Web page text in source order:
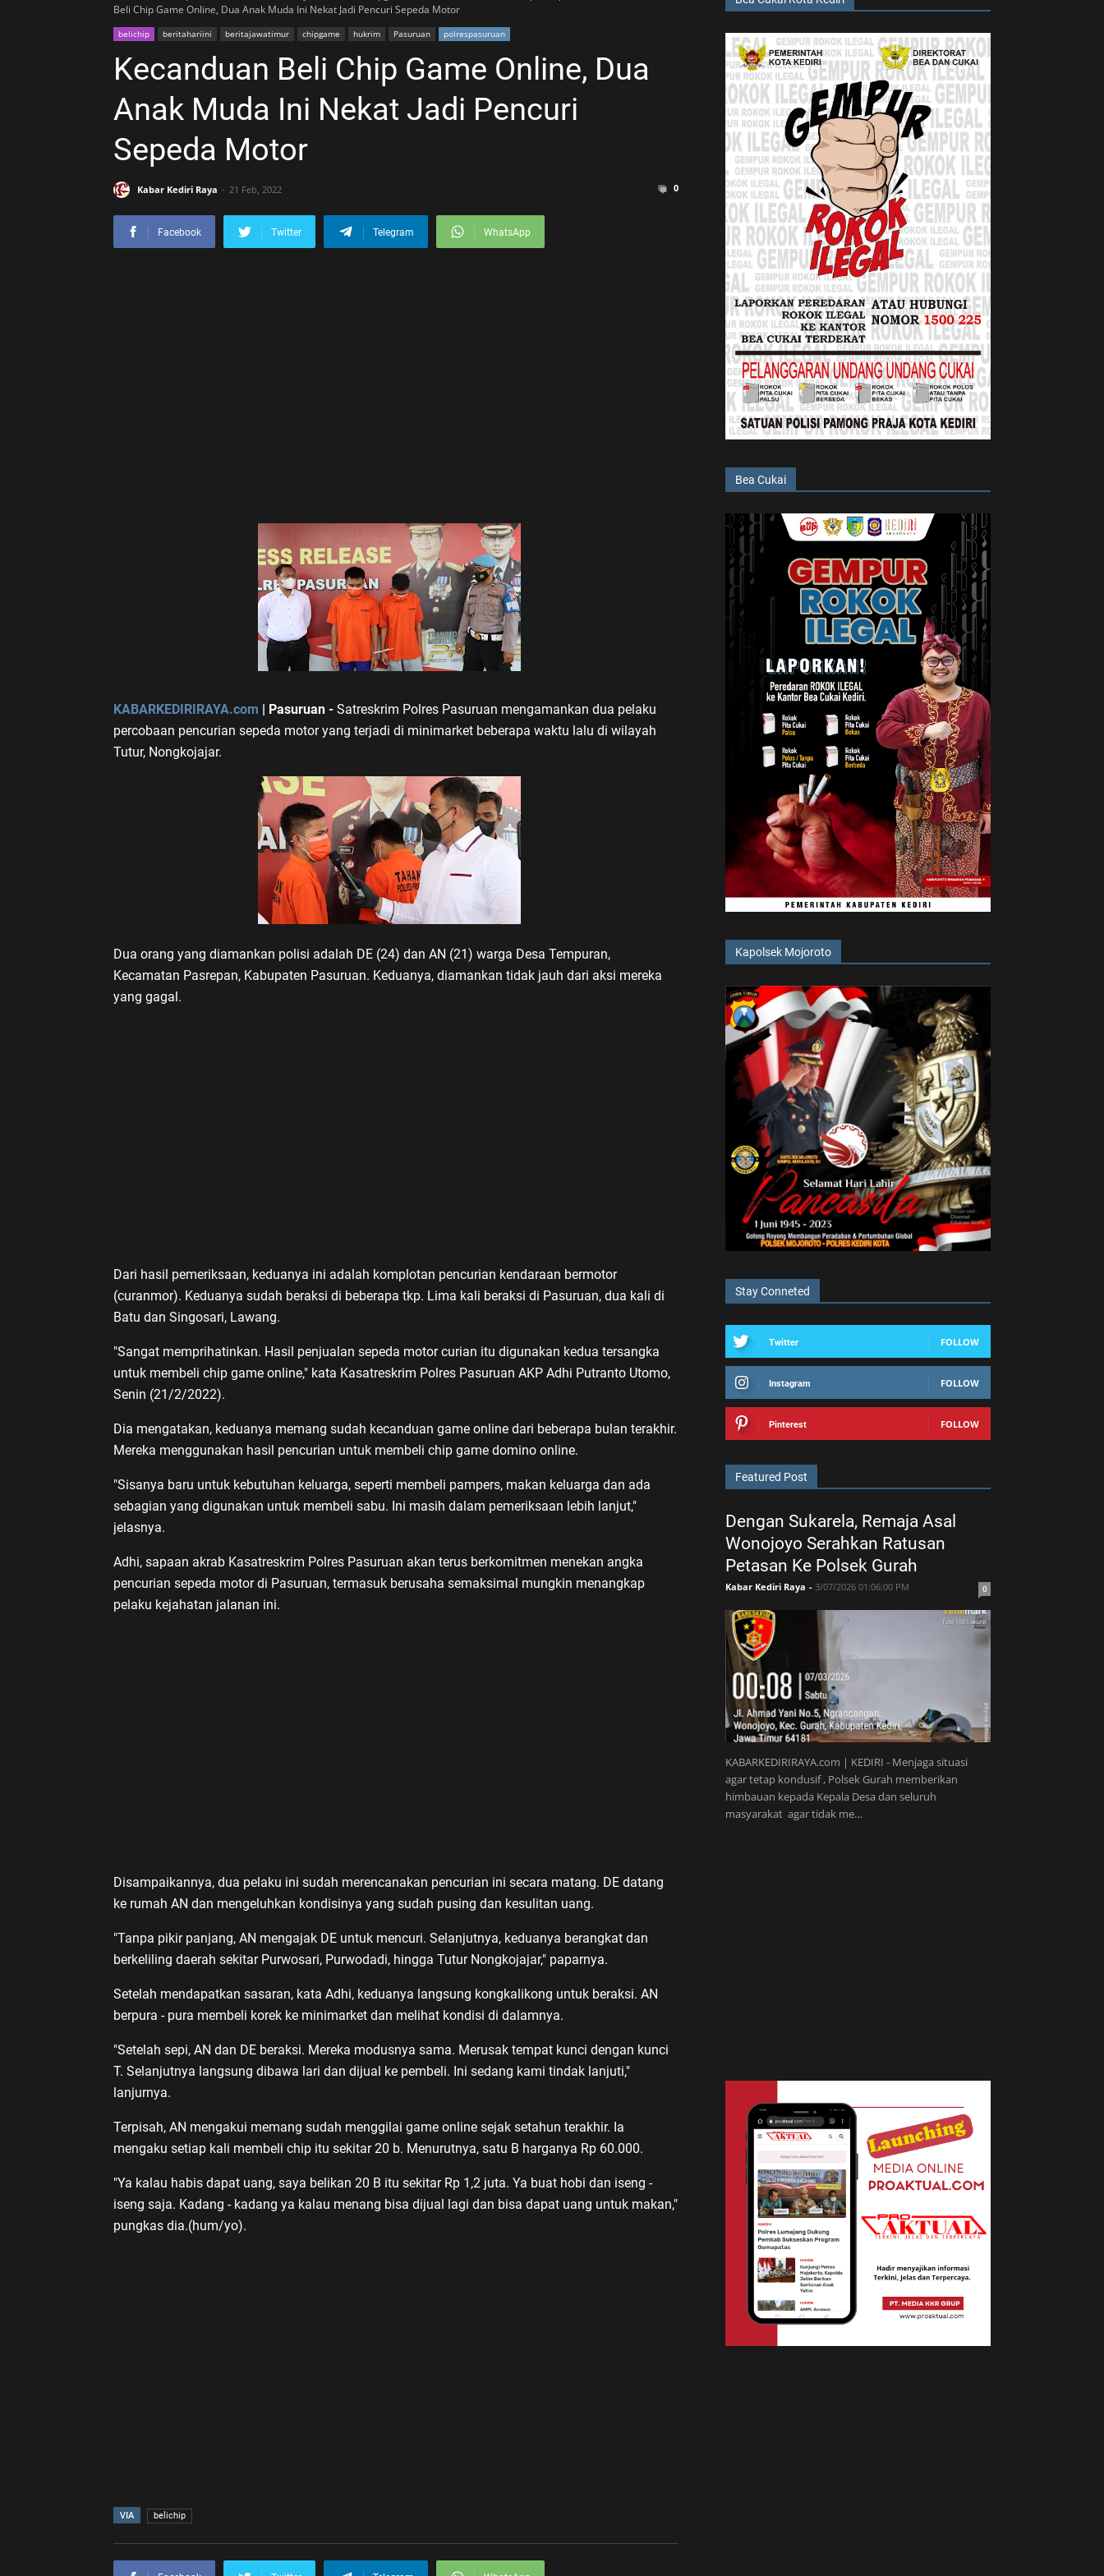
Beli Chip Game Online, Dua Anak Muda Ini Nekat Jadi Pencuri Sepeda Motor
belichip beritahariini beritajawatimur chipgame hukrim Pasuruan polrespasuruan
Kecanduan Beli Chip Game Online, Dua
Anak Muda Ini Nekat Jadi Pencuri
Sepeda Motor
Kabar Kediri Raya 21 Feb, 2022 0
Facebook Twitter Telegram WhatsApp
KABARKEDIRIRAYA.com | Pasuruan - Satreskrim Polres Pasuruan mengamankan dua pelaku
percobaan pencurian sepeda motor yang terjadi di minimarket beberapa waktu lalu di wilayah
Tutur, Nongkojajar.
Dua orang yang diamankan polisi adalah DE (24) dan AN (21) warga Desa Tempuran,
Kecamatan Pasrepan, Kabupaten Pasuruan. Keduanya, diamankan tidak jauh dari aksi mereka
yang gagal.
Dari hasil pemeriksaan, keduanya ini adalah komplotan pencurian kendaraan bermotor
(curanmor). Keduanya sudah beraksi di beberapa tkp. Lima kali beraksi di Pasuruan, dua kali di
Batu dan Singosari, Lawang.
"Sangat memprihatinkan. Hasil penjualan sepeda motor curian itu digunakan kedua tersangka
untuk membeli chip game online," kata Kasatreskrim Polres Pasuruan AKP Adhi Putranto Utomo,
Senin (21/2/2022).
Dia mengatakan, keduanya memang sudah kecanduan game online dari beberapa bulan terakhir.
Mereka menggunakan hasil pencurian untuk membeli chip game domino online.
"Sisanya baru untuk kebutuhan keluarga, seperti membeli pampers, makan keluarga dan ada
sebagian yang digunakan untuk membeli sabu. Ini masih dalam pemeriksaan lebih lanjut,"
jelasnya.
Adhi, sapaan akrab Kasatreskrim Polres Pasuruan akan terus berkomitmen menekan angka
pencurian sepeda motor di Pasuruan, termasuk berusaha semaksimal mungkin menangkap
pelaku kejahatan jalanan ini.
Disampaikannya, dua pelaku ini sudah merencanakan pencurian ini secara matang. DE datang
ke rumah AN dan mengeluhkan kondisinya yang sudah pusing dan kesulitan uang.
"Tanpa pikir panjang, AN mengajak DE untuk mencuri. Selanjutnya, keduanya berangkat dan
berkeliling daerah sekitar Purwosari, Purwodadi, hingga Tutur Nongkojajar," paparnya.
Setelah mendapatkan sasaran, kata Adhi, keduanya langsung kongkalikong untuk beraksi. AN
berpura - pura membeli korek ke minimarket dan melihat kondisi di dalamnya.
"Setelah sepi, AN dan DE beraksi. Mereka modusnya sama. Merusak tempat kunci dengan kunci
T. Selanjutnya langsung dibawa lari dan dijual ke pembeli. Ini sedang kami tindak lanjuti,"
lanjurnya.
Terpisah, AN mengakui memang sudah menggilai game online sejak setahun terakhir. Ia
mengaku setiap kali membeli chip itu sekitar 20 b. Menurutnya, satu B harganya Rp 60.000.
"Ya kalau habis dapat uang, saya belikan 20 B itu sekitar Rp 1,2 juta. Ya buat hobi dan iseng -
iseng saja. Kadang - kadang ya kalau menang bisa dijual lagi dan bisa dapat uang untuk makan,"
pungkas dia.(hum/yo).
VIA belichip
Bea Cukai
Kapolsek Mojoroto
Stay Conneted
Twitter FOLLOW
Instagram FOLLOW
Pinterest FOLLOW
Featured Post
Dengan Sukarela, Remaja Asal
Wonojoyo Serahkan Ratusan
Petasan Ke Polsek Gurah
Kabar Kediri Raya - 3/07/2026 01:06:00 PM 0
KABARKEDIRIRAYA.com | KEDIRI - Menjaga situasi
agar tetap kondusif , Polsek Gurah memberikan
himbauan kepada Kepala Desa dan seluruh
masyarakat agar tidak me…